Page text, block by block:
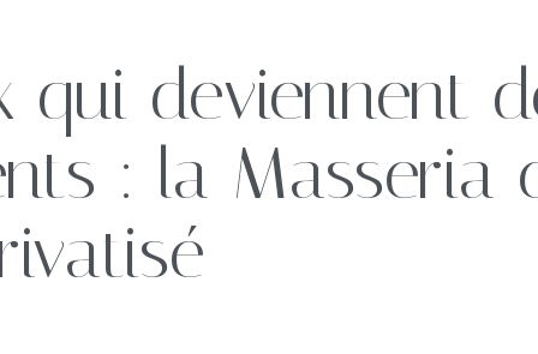
événements
qui deviennent
: la Masseria